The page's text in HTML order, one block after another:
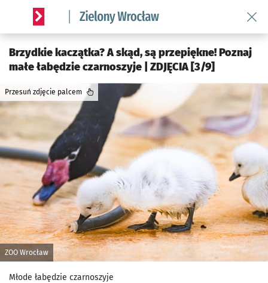
Serwis informacyjny wroclaw.pl podserwis: Środowisko we
Brzydkie kaczątka? A skąd, są przepiękne! Poznaj
małe łabędzie czarnoszyje | ZDJĘCIA [3/9]
ZOO Wrocław
Przesuń zdjęcie palcem
Młode łabędzie czarnoszyje